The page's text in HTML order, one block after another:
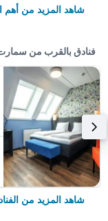
شاهد المزيد من أهم
فنادق بالقرب من
شاهد المزيد من